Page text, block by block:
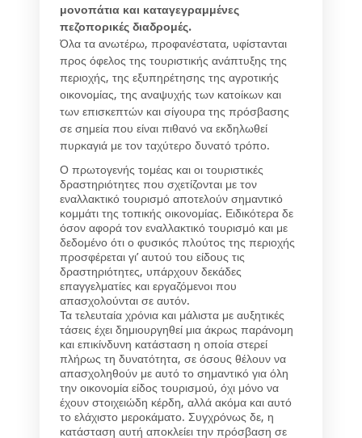
μονοπάτια και καταγεγραμμένες
πεζοπορικές διαδρομές.
Όλα τα ανωτέρω, προφανέστατα, υφίστανται
προς όφελος της τουριστικής ανάπτυξης της
περιοχής, της εξυπηρέτησης της αγροτικής
οικονομίας, της αναψυχής των κατοίκων και
των επισκεπτών και σίγουρα της πρόσβασης
σε σημεία που είναι πιθανό να εκδηλωθεί
πυρκαγιά με τον ταχύτερο δυνατό τρόπο.
Ο πρωτογενής τομέας και οι τουριστικές
δραστηριότητες που σχετίζονται με τον
εναλλακτικό τουρισμό αποτελούν σημαντικό
κομμάτι της τοπικής οικονομίας. Ειδικότερα δε
όσον αφορά τον εναλλακτικό τουρισμό και με
δεδομένο ότι ο φυσικός πλούτος της περιοχής
προσφέρεται γι’ αυτού του είδους τις
δραστηριότητες, υπάρχουν δεκάδες
επαγγελματίες και εργαζόμενοι που
απασχολούνται σε αυτόν.
Τα τελευταία χρόνια και μάλιστα με αυξητικές
τάσεις έχει δημιουργηθεί μια άκρως παράνομη
και επικίνδυνη κατάσταση η οποία στερεί
πλήρως τη δυνατότητα, σε όσους θέλουν να
απασχοληθούν με αυτό το σημαντικό για όλη
την οικονομία είδος τουρισμού, όχι μόνο να
έχουν στοιχειώδη κέρδη, αλλά ακόμα και αυτό
το ελάχιστο μεροκάματο. Συγχρόνως δε, η
κατάσταση αυτή αποκλείει την πρόσβαση σε